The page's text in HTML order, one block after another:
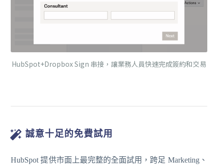
HubSpot+Dropbox Sign 串接，讓業務人員快速完成簽約和交易
誠意十足的免費試用
HubSpot 提供市面上最完整的全面試用，跨足 Marketing、